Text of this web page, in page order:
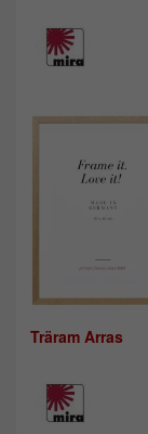
Träram Arras